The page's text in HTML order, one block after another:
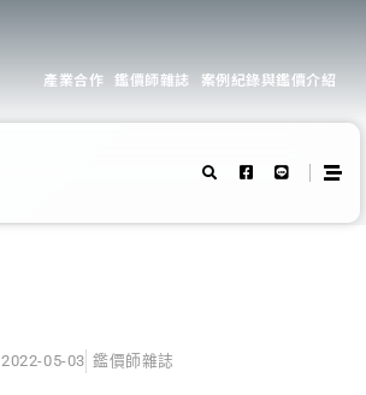
產業合作 鑑價師雜誌 案例紀錄與鑑價介紹
2022-05-03 鑑價師雜誌